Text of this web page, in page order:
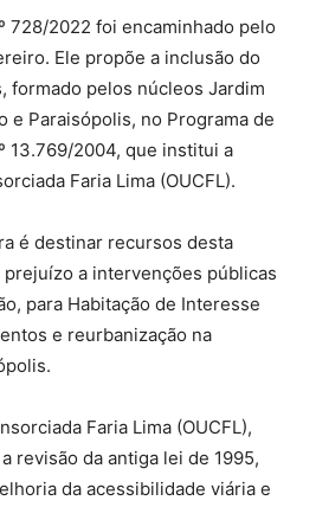
728/2022 foi encaminhado pelo
Ele propõe a inclusão do
formado pelos núcleos Jardim
e Paraisópolis, no Programa de
13.769/2004, que institui a
Faria Lima (OUCFL).
é destinar recursos desta
prejuízo a intervenções públicas
para Habitação de Interesse
e reurbanização na
Faria Lima (OUCFL),
revisão da antiga lei de 1995,
da acessibilidade viária e